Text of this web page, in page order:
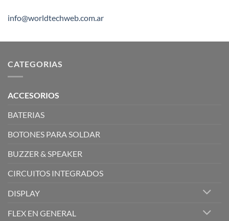
info@worldtechweb.com.ar
CATEGORIAS
ACCESORIOS
BATERIAS
BOTONES PARA SOLDAR
BUZZER & SPEAKER
CIRCUITOS INTEGRADOS
DISPLAY
FLEX EN GENERAL